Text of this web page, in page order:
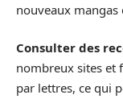
nouveaux
Consulter des
nombreux sites et
par lettres, ce qui